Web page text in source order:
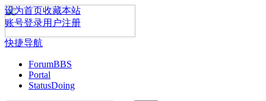
设为首页收藏本站
账号登录用户注册
快捷导航
ForumBBS
Portal
StatusDoing